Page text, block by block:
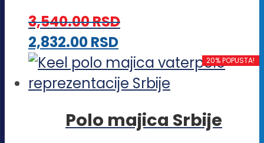
stranici
Opcije
biti
izabrane
na
stranici
3,540.00RSD
2,832.00RSDOvaj
proizvod
ima
varijanti.
20% POPUSTA!
Polo majica Srbije